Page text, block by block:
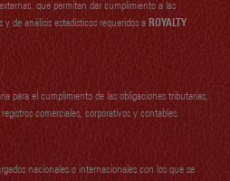
que permitan dar cumplimiento a las
de análisis estadísticos requeridos a ROYALTY
para el cumplimiento de las obligaciones tributarias,
comerciales, corporativos y contables.
nacionales o internacionales con los que se